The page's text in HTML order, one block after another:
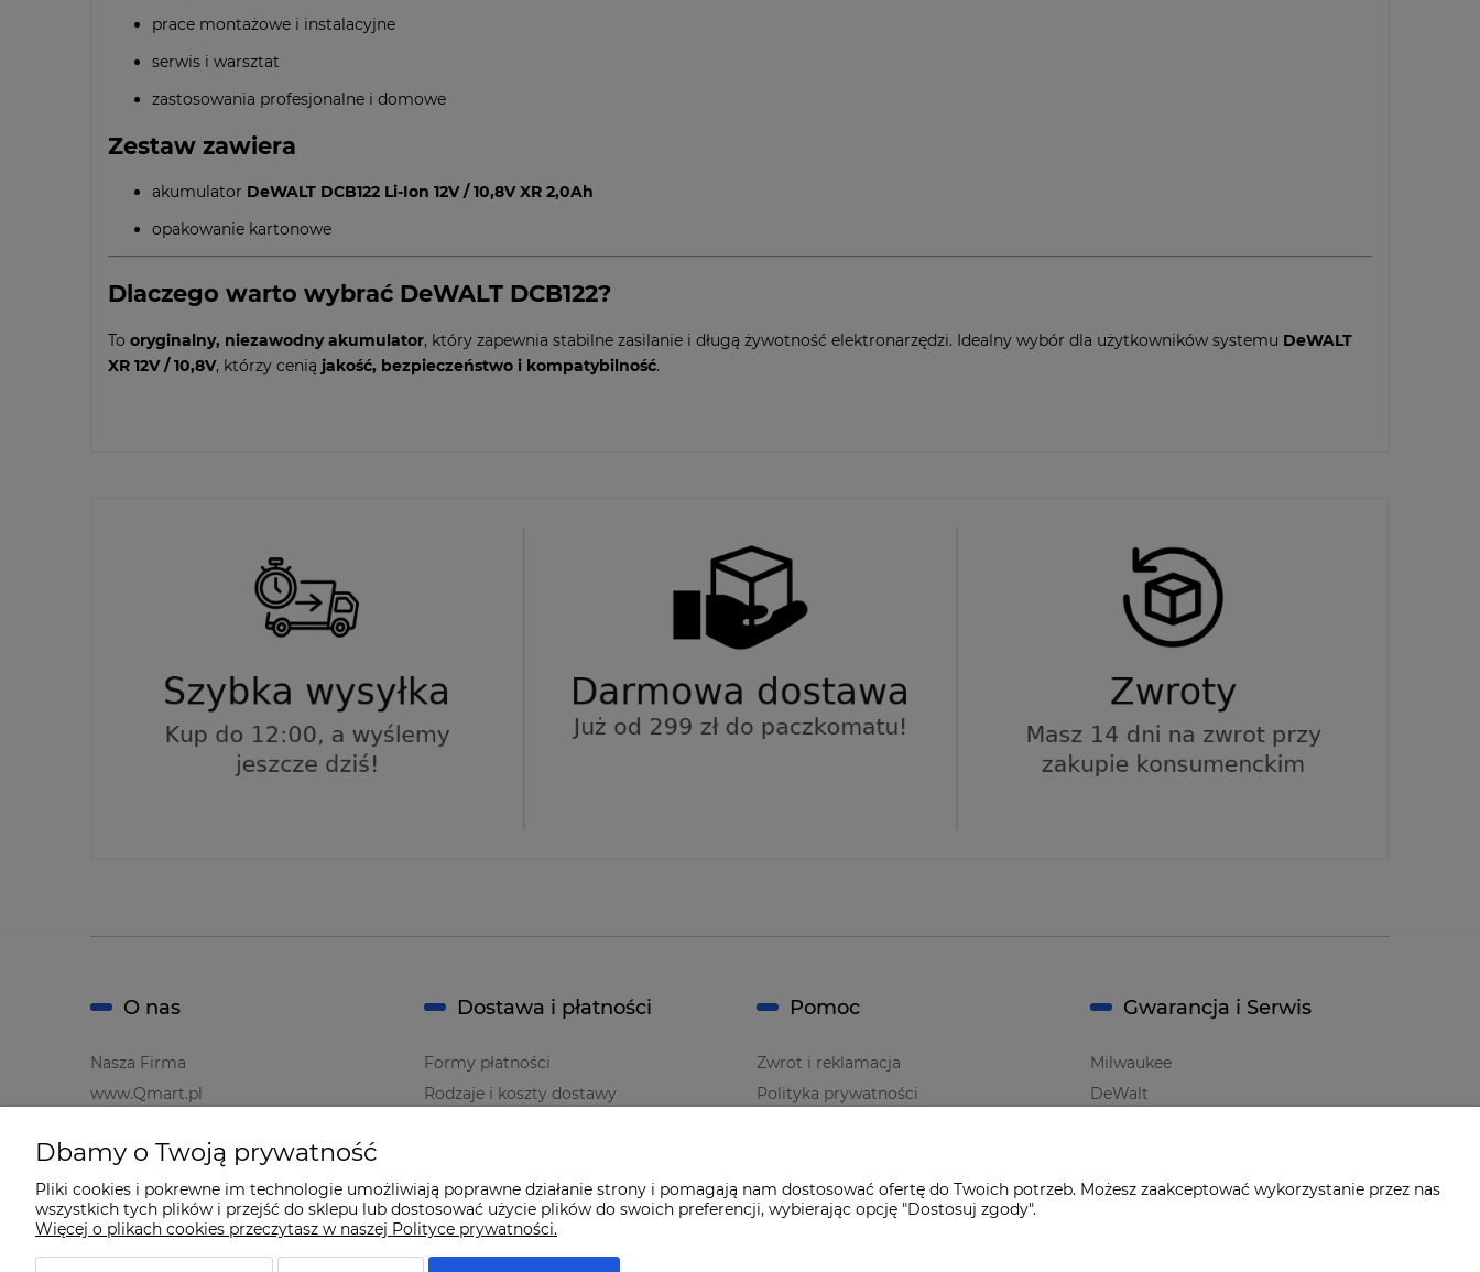
prace montażowe i instalacyjne
serwis i warsztat
zastosowania profesjonalne i domowe
Zestaw zawiera
akumulator DeWALT DCB122 Li-Ion 12V / 10,8V XR 2,0Ah
opakowanie kartonowe
Dlaczego warto wybrać DeWALT DCB122?
To oryginalny, niezawodny akumulator, który zapewnia stabilne zasilanie i długą żywotność elektronarzędzi. Idealny wybór dla użytkowników systemu DeWALT
XR 12V / 10,8V, którzy cenią jakość, bezpieczeństwo i kompatybilność.
O nas
Nasza Firma
www.Qmart.pl
Dostawa i płatności
Formy płatności
Rodzaje i koszty dostawy
Pomoc
Zwrot i reklamacja
Polityka prywatności
Gwarancja i Serwis
Milwaukee
DeWalt
Oznaczenie i symbole Producentów
Dbamy o Twoją prywatność
Pliki cookies i pokrewne im technologie umożliwiają poprawne działanie strony i pomagają nam dostosować ofertę do Twoich potrzeb. Możesz zaakceptować wykorzystanie przez nas
wszystkich tych plików i przejść do sklepu lub dostosować użycie plików do swoich preferencji, wybierając opcję "Dostosuj zgody".
Więcej o plikach cookies przeczytasz w naszej Polityce prywatności.